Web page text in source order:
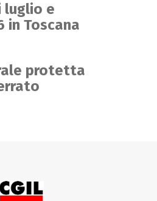
luglio e
in Toscana
protetta